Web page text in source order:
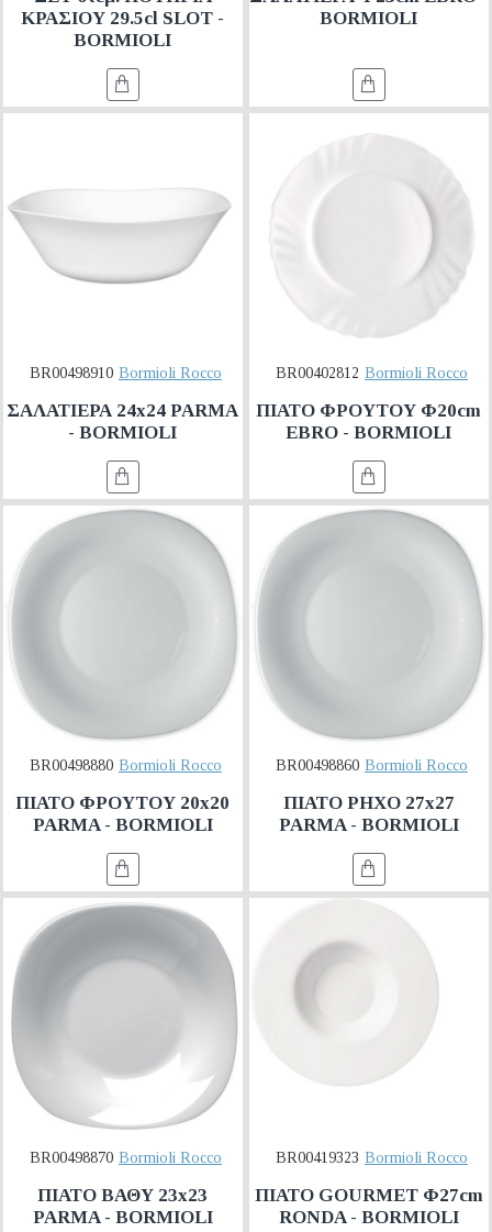
ΚΡΑΣΙΟΥ 29.5cl SLOT -
BORMIOLI
BORMIOLI
BR00498910 Bormioli Rocco
ΣΑΛΑΤΙΕΡΑ 24x24 PARMA
- BORMIOLI
BR00402812 Bormioli Rocco
ΠΙΑΤΟ ΦΡΟΥΤΟΥ Φ20cm
EBRO - BORMIOLI
BR00498880 Bormioli Rocco
ΠΙΑΤΟ ΦΡΟΥΤΟΥ 20x20
PARMA - BORMIOLI
BR00498860 Bormioli Rocco
ΠΙΑΤΟ ΡΗΧΟ 27x27
PARMA - BORMIOLI
BR00498870 Bormioli Rocco
ΠΙΑΤΟ ΒΑΘΥ 23x23
PARMA - BORMIOLI
BR00419323 Bormioli Rocco
ΠΙΑΤΟ GOURMET Φ27cm
RONDA - BORMIOLI